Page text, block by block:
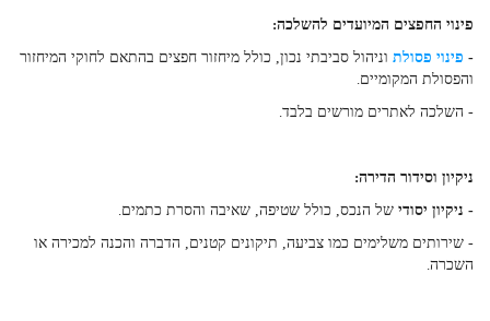
פינוי החפצים המיועדים להשלכה:
- פינוי פסולת וניהול סביבתי נכון, כולל מיחזור חפצים בהתאם לחוקי המיחזור
והפסולת המקומיים.
- השלכה לאתרים מורשים בלבד.
ניקיון וסידור הדירה:
- ניקיון יסודי של הנכס, כולל שטיפה, שאיבה והסרת כתמים.
- שירותים משלימים כמו צביעה, תיקונים קטנים, הדברה והכנה למכירה או
השכרה.